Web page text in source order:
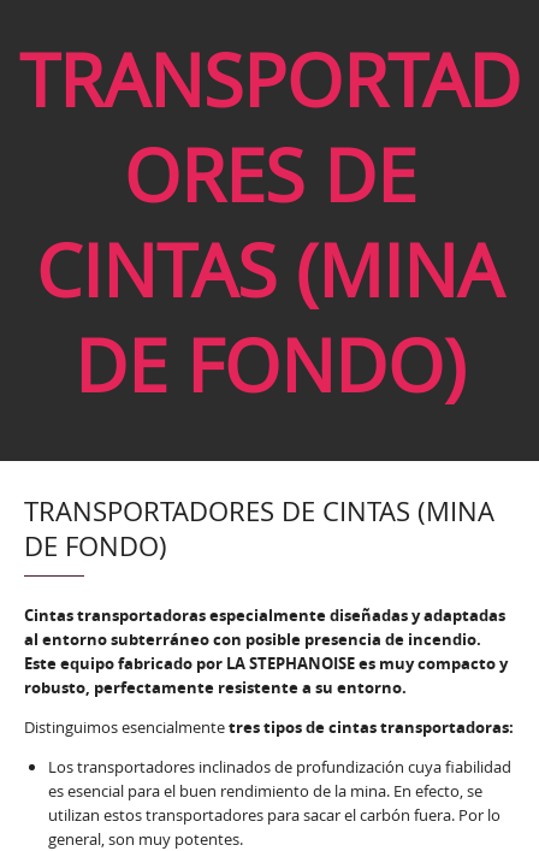
TRANSPORTAD
ORES DE
CINTAS (MINA
DE FONDO)
TRANSPORTADORES DE CINTAS (MINA
DE FONDO)
Cintas transportadoras especialmente diseñadas y adaptadas
al entorno subterráneo con posible presencia de incendio.
Este equipo fabricado por LA STEPHANOISE es muy compacto y
robusto, perfectamente resistente a su entorno.
Distinguimos esencialmentetres tipos de cintas transportadoras:
Los transportadores inclinados de profundización cuya fiabilidad
es esencial para el buen rendimiento de la mina. En efecto, se
utilizan estos transportadores para sacar el carbón fuera. Por lo
general, son muy potentes.